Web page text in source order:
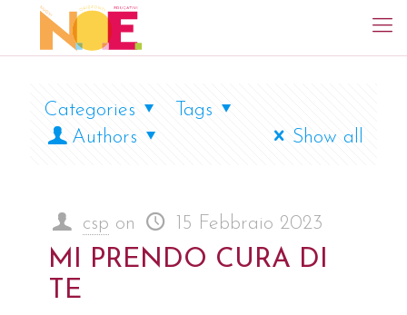
Categories
Tags
Authors
Show all
csp on 15 Febbraio 2023
MI PRENDO CURA DI
TE